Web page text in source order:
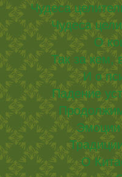
Чудеса
Чудеса
О
Так за кем,
И о
Падение
О